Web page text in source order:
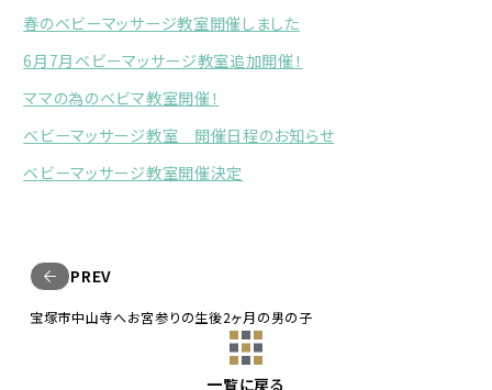
春のベビーマッサージ教室開催しました
6月7月ベビーマッサージ教室追加開催！
ママの為のベビマ教室開催！
ベビーマッサージ教室 開催日程のお知らせ
ベビーマッサージ教室開催決定
PREV
宝塚市中山寺へお宮参りの生後2ヶ月の男の子
一覧に戻る